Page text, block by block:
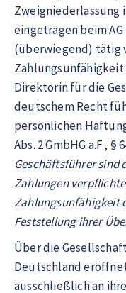
eingetragen beim
(überwiegend) tätig
Direktorin für die
deutschem Recht
persönlichen
Abs. 2 GmbHG a.F., §
Geschäftsführer sind
Zahlungen
Zahlungsunfähigkeit
Feststellung ihrer
Über die
Deutschland
ausschließlich an